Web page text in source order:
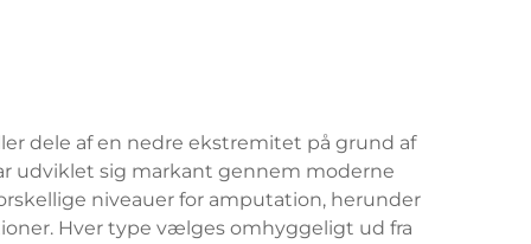
dele af en nedre ekstremitet på grund af
udviklet sig markant gennem moderne
niveauer for amputation, herunder
Hver type vælges omhyggeligt ud fra